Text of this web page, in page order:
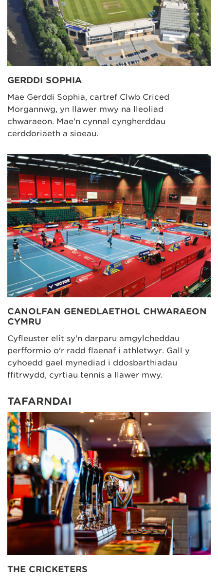
GERDDI SOPHIA
Mae Gerddi Sophia, cartref Clwb Criced
Morgannwg, yn llawer mwy na lleoliad
chwaraeon. Mae'n cynnal cyngherddau
cerddoriaeth a sioeau.
CANOLFAN GENEDLAETHOL CHWARAEON
CYMRU
Cyfleuster elît sy'n darparu amgylcheddau
perfformio o'r radd flaenaf i athletwyr. Gall y
cyhoedd gael mynediad i ddosbarthiadau
ffitrwydd, cyrtiau tennis a llawer mwy.
TAFARNDAI
THE CRICKETERS